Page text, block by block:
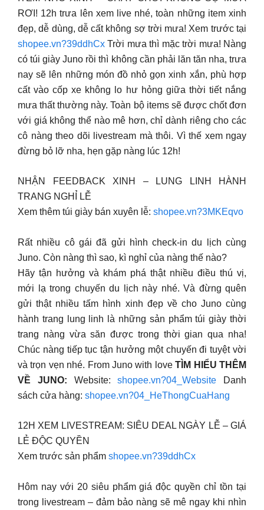
RƠI! 12h trưa lên xem live nhé, toàn những item xinh
đẹp, dễ dùng, dễ cất không sợ trời mưa! Xem trước tại
shopee.vn?39ddhCx Trời mưa thì mặc trời mưa! Nàng
có túi giày Juno rồi thì không cần phải lăn tăn nha, trưa
nay sẽ lên những món đồ nhỏ gọn xinh xắn, phù hợp
cất vào cốp xe không lo hư hỏng giữa thời tiết nắng
mưa thất thường này. Toàn bộ items sẽ được chốt đơn
với giá không thể nào mê hơn, chỉ dành riêng cho các
cô nàng theo dõi livestream mà thôi. Vì thế xem ngay
đừng bỏ lỡ nha, hẹn gặp nàng lúc 12h!
NHẬN FEEDBACK XINH – LUNG LINH HÀNH
TRANG NGHỈ LỄ
Xem thêm túi giày bán xuyên lễ: shopee.vn?3MKEqvo
Rất nhiều cô gái đã gửi hình check-in du lịch cùng
Juno. Còn nàng thì sao, kì nghỉ của nàng thế nào?
Hãy tận hưởng và khám phá thật nhiều điều thú vị,
mới lạ trong chuyến du lịch này nhé. Và đừng quên
gửi thật nhiều tấm hình xinh đẹp về cho Juno cùng
hành trang lung linh là những sản phẩm túi giày thời
trang nàng vừa săn được trong thời gian qua nha!
Chúc nàng tiếp tục tận hưởng một chuyến đi tuyệt vời
và trọn vẹn nhé. From Juno with loveTÌM HIỂU THÊM
VỀ JUNO: Website:shopee.vn?04_Website Danh
sách cửa hàng: shopee.vn?04_HeThongCuaHang
12H XEM LIVESTREAM: SIÊU DEAL NGÀY LỄ – GIÁ
LẺ ĐỘC QUYỀN
Xem trước sản phẩm shopee.vn?39ddhCx
Hôm nay với 20 siêu phẩm giá độc quyền chỉ tồn tại
trong livestream – đảm bảo nàng sẽ mê ngay khi nhìn